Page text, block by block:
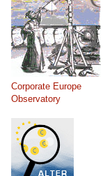
Corporate Europe
Observatory